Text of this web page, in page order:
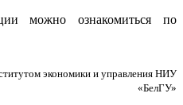
можно ознакомиться по
экономики и управления НИУ
«БелГУ»